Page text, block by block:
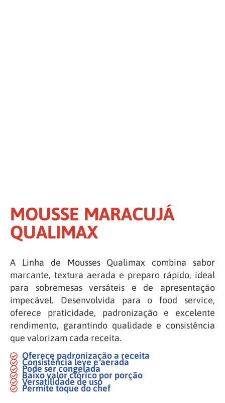
MOUSSE MARACUJÁ
QUALIMAX
A Linha de Mousses Qualimax combina sabor
marcante, textura aerada e preparo rápido, ideal
para sobremesas versáteis e de apresentação
impecável. Desenvolvida para o food service,
oferece praticidade, padronização e excelente
rendimento, garantindo qualidade e consistência
que valorizam cada receita.
Oferece padronização a receita
Consistência leve e aerada
Pode ser congelada
Baixo valor clórico por porção
Versatilidade de uso
Permite toque do chef